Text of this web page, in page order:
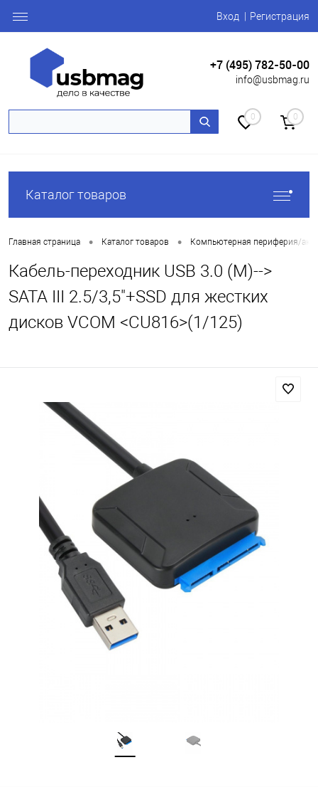
Вход Регистрация
+7 (495) 782-50-00
info@usbmag.ru
0 0
Каталог товаров
Главная страница • Каталог товаров • Компьютерная периферия/
Кабель-переходник USB 3.0 (М)-->
SATA III 2.5/3,5"+SSD для жестких
дисков VCOM <CU816>(1/125)